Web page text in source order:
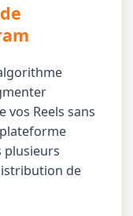
vos Reels sans
plusieurs
de